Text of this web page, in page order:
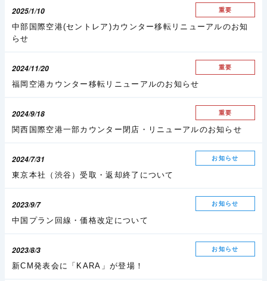
2025/1/10 重要
中部国際空港(セントレア)カウンター移転リニューアルのお知
らせ
2024/11/20 重要
福岡空港カウンター移転リニューアルのお知らせ
2024/9/18 重要
関西国際空港一部カウンター閉店・リニューアルのお知らせ
2024/7/31 お知らせ
東京本社（渋谷）受取・返却終了について
2023/9/7 お知らせ
中国プラン回線・価格改定について
2023/8/3 お知らせ
新CM発表会に「KARA」が登場！